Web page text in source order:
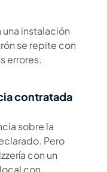
instalación
se repite con
errores.
contratada
sobre la
Pero
con un